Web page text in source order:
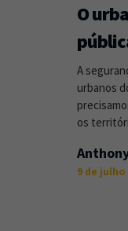
O
A
urbanos
os
9 de julho